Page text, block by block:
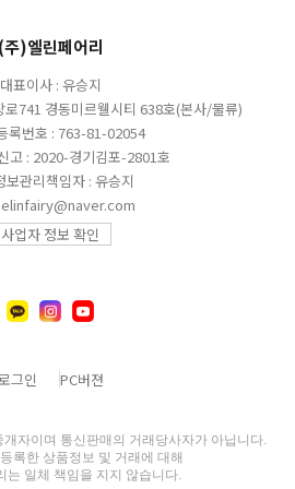
(주)엘린페어리
대표이사 : 유승지
로741 경동미르웰시티 638호(본사/물류)
록번호 : 763-81-02054
고 : 2020-경기김포-2801호
보관리책임자 : 유승지
elinfairy@naver.com
사업자 정보 확인
그인 PC버젼
자이며 통신판매의 거래당사자가 아닙니다.
록한 상품정보 및 거래에 대해
는 일체 책임을 지지 않습니다.